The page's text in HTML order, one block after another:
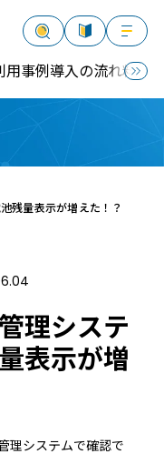
残量表示が増えた！？
理システ
表示が増
理システムで確認で
用事例導入の流れ料金